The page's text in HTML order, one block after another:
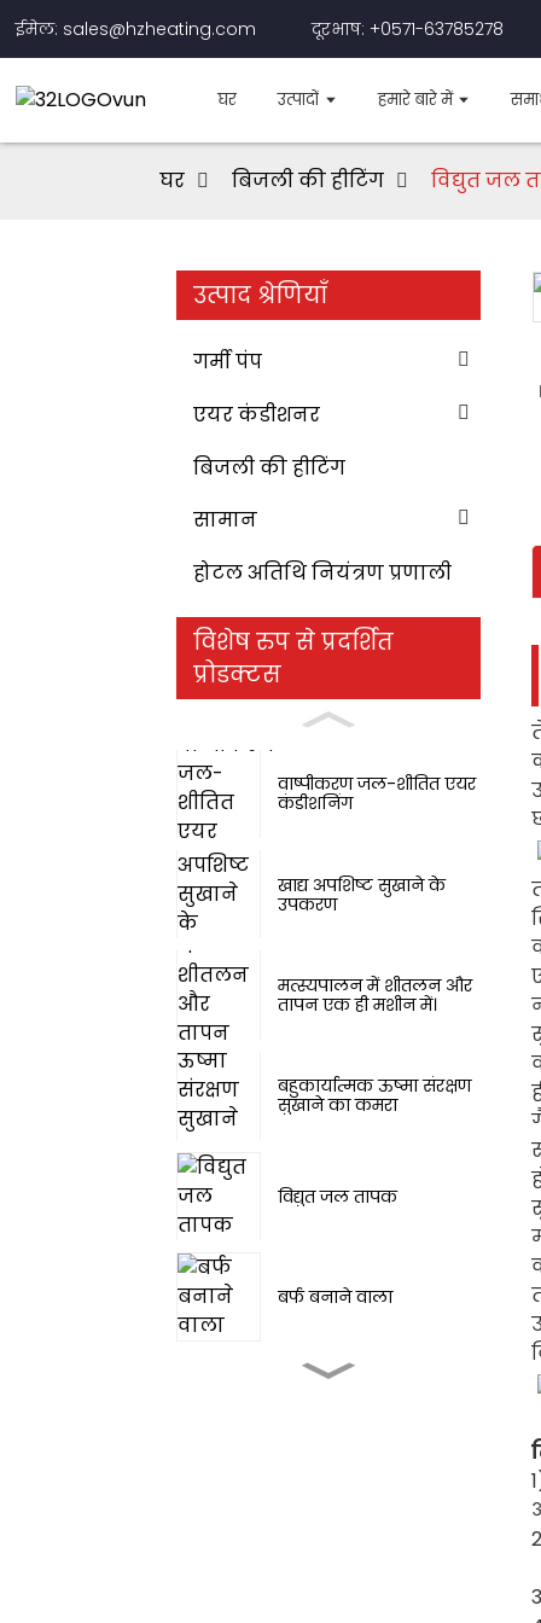
ईमेल: sales@hzheating.com दूरभाष: +0571-63785278
घर उत्पादों हमारे बारे में
घर बिजली की हीटिंग विद्युत जल
उत्पाद श्रेणियाँ
गर्मी पंप
एयर कंडीशनर
बिजली की हीटिंग
सामान
होटल अतिथि नियंत्रण प्रणाली
विशेष रुप से प्रदर्शित
प्रोडक्टस
वाष्पीकरण जल-शीतित एयर
कंडीशनिंग
खाद्य अपशिष्ट सुखाने के
उपकरण
मत्स्यपालन में शीतलन और
तापन एक ही मशीन में।
बहुकार्यात्मक ऊष्मा संरक्षण
सुखाने का कमरा
विद्युत जल तापक
बर्फ बनाने वाला
Loading...
Loading...